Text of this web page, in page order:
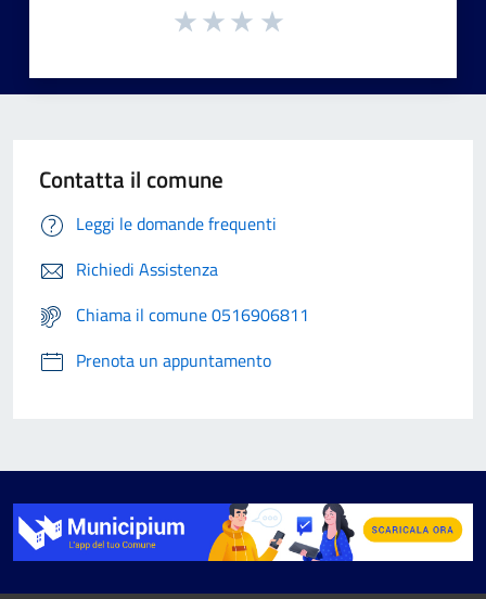
Contatta il comune
Leggi le domande frequenti
Richiedi Assistenza
Chiama il comune 0516906811
Prenota un appuntamento